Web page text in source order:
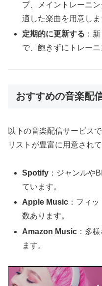
プ、メイントレーニ
適した楽曲を用意しま
定期的に更新する ：
で、飽きずにトレーニ
おすすめの音楽配
以下の音楽配信サービス
リストが豊富に用意されて
Spotify ：ジャンルや
ています。
Apple Music ：フィ
数あります。
Amazon Music ：多
ます。